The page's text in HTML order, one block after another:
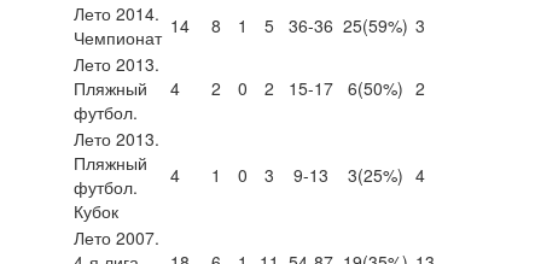
Лето 2014.
Чемпионат 14 8 1 5 36-36 25(59%) 3
Лето 2013.
Пляжный
футбол.
4 2 0 2 15-17 6(50%) 2
Лето 2013.
Пляжный
футбол.
Кубок
4 1 0 3 9-13 3(25%) 4
Лето 2007.